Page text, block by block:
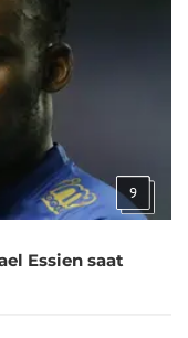
9
Essien saat